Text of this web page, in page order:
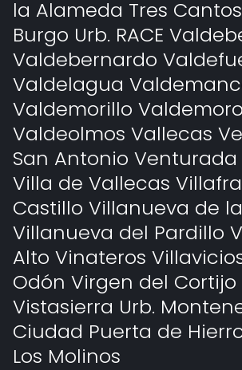
la Alameda Tres Cantos
Burgo Urb. RACE
Valdebernardo
Valdelagua
Valdemorillo Valdemoro
Valdeolmos Vallecas
San Antonio
Villa de Vallecas
Castillo Villanueva de
Villanueva del Pardillo
Alto Vinateros
Odón Virgen del Cortijo
Vistasierra Urb.
Ciudad Puerta de
Los Molinos